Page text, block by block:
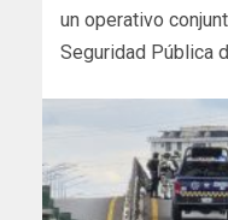
un operativo
Seguridad Pública